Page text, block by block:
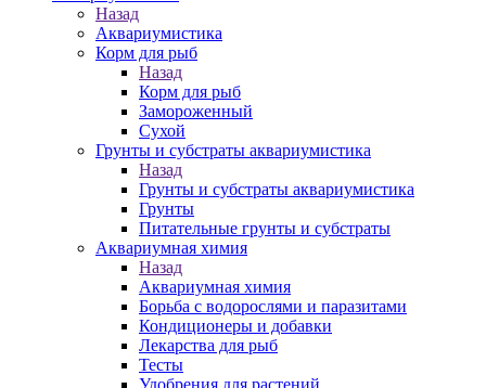
Назад
Аквариумистика
Корм для рыб
Назад
Корм для рыб
Замороженный
Сухой
Грунты и субстраты аквариумистика
Назад
Грунты и субстраты аквариумистика
Грунты
Питательные грунты и субстраты
Аквариумная химия
Назад
Аквариумная химия
Борьба с водорослями и паразитами
Кондиционеры и добавки
Лекарства для рыб
Тесты
Удобрения для растений